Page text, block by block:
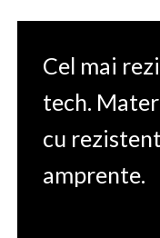
Cel mai
tech.
cu
amprente.